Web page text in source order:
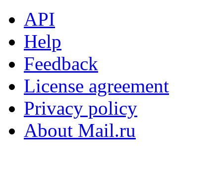
API
Help
Feedback
License agreement
Privacy policy
About Mail.ru